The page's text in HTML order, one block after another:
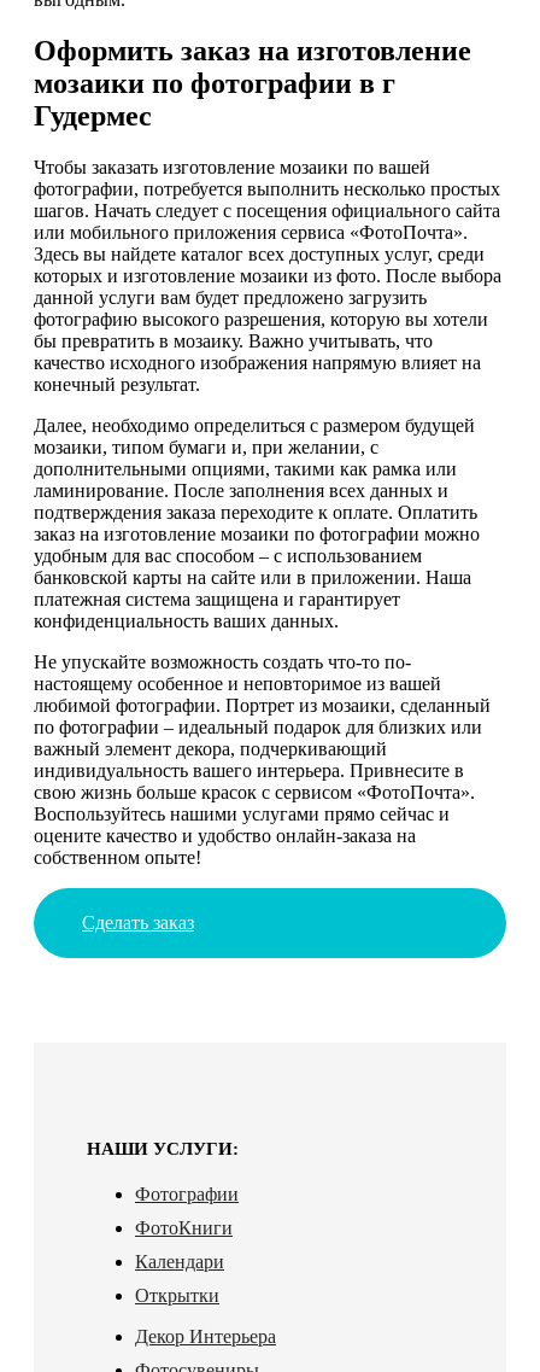
Оформить заказ на изготовление
мозаики по фотографии в г
Гудермес
Чтобы заказать изготовление мозаики по вашей
фотографии, потребуется выполнить несколько простых
шагов. Начать следует с посещения официального сайта
или мобильного приложения сервиса «ФотоПочта».
Здесь вы найдете каталог всех доступных услуг, среди
которых и изготовление мозаики из фото. После выбора
данной услуги вам будет предложено загрузить
фотографию высокого разрешения, которую вы хотели
бы превратить в мозаику. Важно учитывать, что
качество исходного изображения напрямую влияет на
конечный результат.
Далее, необходимо определиться с размером будущей
мозаики, типом бумаги и, при желании, с
дополнительными опциями, такими как рамка или
ламинирование. После заполнения всех данных и
подтверждения заказа переходите к оплате. Оплатить
заказ на изготовление мозаики по фотографии можно
удобным для вас способом – с использованием
банковской карты на сайте или в приложении. Наша
платежная система защищена и гарантирует
конфиденциальность ваших данных.
Не упускайте возможность создать что-то по-
настоящему особенное и неповторимое из вашей
любимой фотографии. Портрет из мозаики, сделанный
по фотографии – идеальный подарок для близких или
важный элемент декора, подчеркивающий
индивидуальность вашего интерьера. Привнесите в
свою жизнь больше красок с сервисом «ФотоПочта».
Воспользуйтесь нашими услугами прямо сейчас и
оцените качество и удобство онлайн-заказа на
собственном опыте!
Сделать заказ
НАШИ УСЛУГИ:
Фотографии
ФотоКниги
Календари
Открытки
Декор Интерьера